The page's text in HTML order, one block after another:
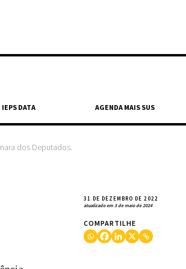
IEPS DATA AGENDA MAIS SUS
dos Deputados.
31 DE DEZEMBRO DE 2022
atualizado em 3 de maio de 2024
COMPARTILHE